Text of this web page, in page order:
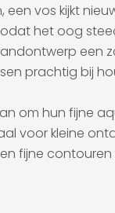
vos kijkt
het oog
een
prachtig bij
om hun
voor kleine
fijne